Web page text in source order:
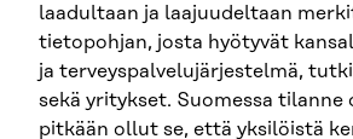
laadultaan ja laajuudeltaan
tietopohjan, josta hyötyvät
ja terveyspalve­lujärjestelmä,
sekä yritykset. Suomessa tilanne
pitkään ollut se, että yksilöistä